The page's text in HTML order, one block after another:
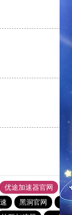
优途加速器官网
黑洞官网 旋